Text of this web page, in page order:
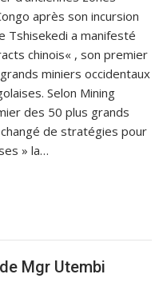
après son incursion
Tshisekedi a manifesté
chinois« , son premier
miniers occidentaux
Selon Mining
des 50 plus grands
changé de stratégies pour
» la…
Mgr Utembi